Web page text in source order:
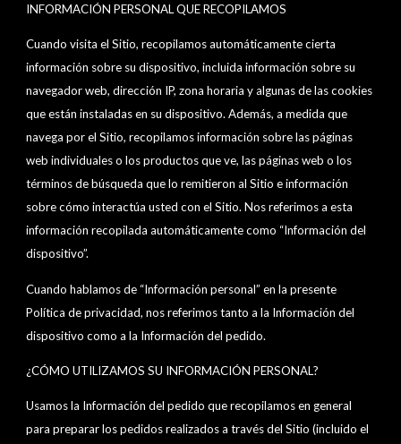
INFORMACIÓN PERSONAL QUE RECOPILAMOS
Cuando visita el Sitio, recopilamos automáticamente cierta
información sobre su dispositivo, incluida información sobre su
navegador web, dirección IP, zona horaria y algunas de las cookies
que están instaladas en su dispositivo. Además, a medida que
navega por el Sitio, recopilamos información sobre las páginas
web individuales o los productos que ve, las páginas web o los
términos de búsqueda que lo remitieron al Sitio e información
sobre cómo interactúa usted con el Sitio. Nos referimos a esta
información recopilada automáticamente como “Información del
dispositivo”.
Cuando hablamos de “Información personal” en la presente
Política de privacidad, nos referimos tanto a la Información del
dispositivo como a la Información del pedido.
¿CÓMO UTILIZAMOS SU INFORMACIÓN PERSONAL?
Usamos la Información del pedido que recopilamos en general
para preparar los pedidos realizados a través del Sitio (incluido el